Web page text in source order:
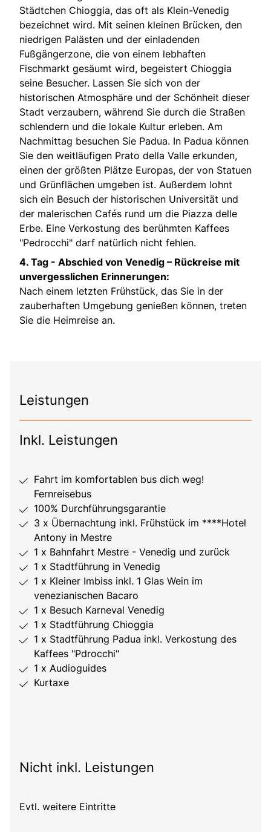
Städtchen Chioggia, das oft als Klein-Venedig
bezeichnet wird. Mit seinen kleinen Brücken, den
niedrigen Palästen und der einladenden
Fußgängerzone, die von einem lebhaften
Fischmarkt gesäumt wird, begeistert Chioggia
seine Besucher. Lassen Sie sich von der
historischen Atmosphäre und der Schönheit dieser
Stadt verzaubern, während Sie durch die Straßen
schlendern und die lokale Kultur erleben. Am
Nachmittag besuchen Sie Padua. In Padua können
Sie den weitläufigen Prato della Valle erkunden,
einen der größten Plätze Europas, der von Statuen
und Grünflächen umgeben ist. Außerdem lohnt
sich ein Besuch der historischen Universität und
der malerischen Cafés rund um die Piazza delle
Erbe. Eine Verkostung des berühmten Kaffees
"Pedrocchi" darf natürlich nicht fehlen.
4. Tag - Abschied von Venedig – Rückreise mit
unvergesslichen Erinnerungen:
Nach einem letzten Frühstück, das Sie in der
zauberhaften Umgebung genießen können, treten
Sie die Heimreise an.
Leistungen
Inkl. Leistungen
Fahrt im komfortablen bus dich weg!
Fernreisebus
100% Durchführungsgarantie
3 x Übernachtung inkl. Frühstück im ****Hotel
Antony in Mestre
1 x Bahnfahrt Mestre - Venedig und zurück
1 x Stadtführung in Venedig
1 x Kleiner Imbiss inkl. 1 Glas Wein im
venezianischen Bacaro
1 x Besuch Karneval Venedig
1 x Stadtführung Chioggia
1 x Stadtführung Padua inkl. Verkostung des
Kaffees "Pdrocchi"
1 x Audioguides
Kurtaxe
Nicht inkl. Leistungen
Evtl. weitere Eintritte